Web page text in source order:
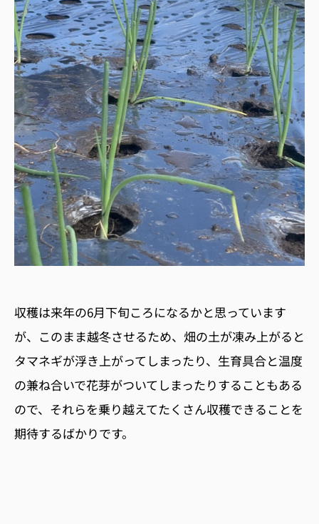
収穫は来年の6月下旬ころになるかと思っています
が、このまま越冬させるため、畑の土が凍み上がると
タマネギが浮き上がってしまったり、生育具合と温度
の兼ね合いで花芽がついてしまったりすることもある
ので、それらを乗り越えてたくさん収穫できることを
期待するばかりです。